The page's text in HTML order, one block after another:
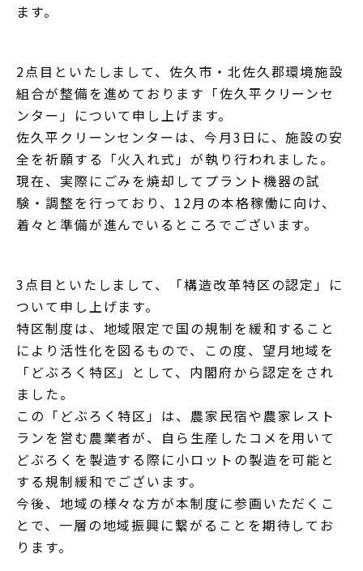
ます。
2点目といたしまして、佐久市・北佐久郡環境施設
組合が整備を進めております「佐久平クリーンセ
ンター」について申し上げます。
佐久平クリーンセンターは、今月3日に、施設の安
全を祈願する「火入れ式」が執り行われました。
現在、実際にごみを焼却してプラント機器の試
験・調整を行っており、12月の本格稼働に向け、
着々と準備が進んでいるところでございます。
3点目といたしまして、「構造改革特区の認定」に
ついて申し上げます。
特区制度は、地域限定で国の規制を緩和すること
により活性化を図るもので、この度、望月地域を
「どぶろく特区」として、内閣府から認定をされ
ました。
この「どぶろく特区」は、農家民宿や農家レスト
ランを営む農業者が、自ら生産したコメを用いて
どぶろくを製造する際に小ロットの製造を可能と
する規制緩和でございます。
今後、地域の様々な方が本制度に参画いただくこ
とで、一層の地域振興に繋がることを期待してお
ります。